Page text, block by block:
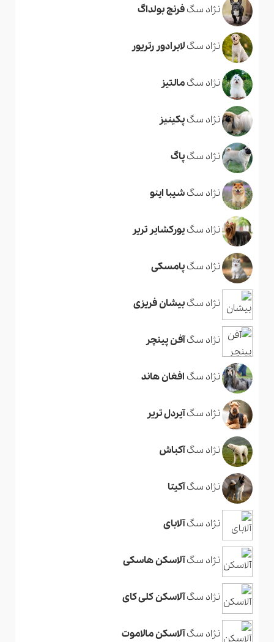
نژاد سگفرنچ بولداگ
نژاد سگلابرادور رتریور
نژاد سگمالتیز
نژاد سگپکینیز
نژاد سگپاگ
نژاد سگشیبا اینو
نژاد سگیورکشایر تریر
نژاد سگپامسکی
نژاد سگبیشان فریزی
نژاد سگآفن پینچر
نژاد سگ افغان هاند
نژاد سگآیردل تریر
نژاد سگآکباش
نژاد سگآکیتا
نژاد سگآلابای
نژاد سگآلاسکن هاسکی
نژاد سگآلاسکن کلی کای
نژاد سگآلاسکن مالاموت